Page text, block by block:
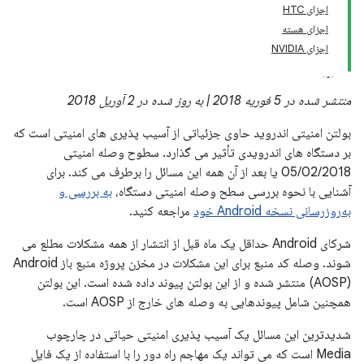
اجزای HTC
اجزای هسته
اجزای NVIDIA
منتشر شده در 5 فوریه 2018 | به روز شده در 2 آوریل 2018
بولتن امنیتی اندروید حاوی جزئیاتی از آسیب پذیری های امنیتی است که
بر دستگاه های اندرویدی تأثیر می گذارد. سطوح وصله امنیتی
05/02/2018 یا بعد از آن همه این مسائل را برطرف می کند. برای
آشنایی با نحوه بررسی سطح وصله امنیتی دستگاه، به بررسی و
به‌روزرسانی نسخه Android خود
مراجعه کنید.
شرکای Android حداقل یک ماه قبل از انتشار از همه مشکلات مطلع می
شوند. وصله کد منبع برای این مشکلات در مخزن پروژه منبع باز Android
(AOSP) منتشر شده و از این بولتن پیوند داده شده است. این بولتن
همچنین شامل پیوندهایی به وصله های خارج از AOSP است.
شدیدترین این مسائل یک آسیب پذیری امنیتی حیاتی در چارچوب
Media است که می تواند یک مهاجم راه دور را با استفاده از یک فایل